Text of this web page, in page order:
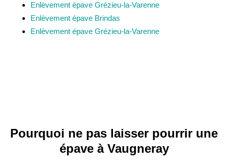
Enlèvement épave Grézieu-la-Varenne
Enlèvement épave Brindas
Enlèvement épave Grézieu-la-Varenne
Pourquoi ne pas laisser pourrir une
épave à Vaugneray